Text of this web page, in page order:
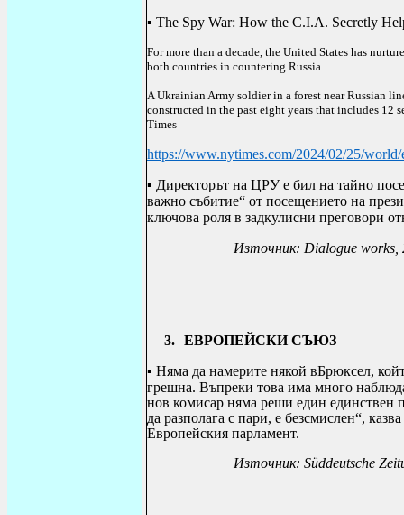
▪ The Spy War: How the C.I.A. Secretly
For more than a decade, the United States has
both countries in countering Russia.
A Ukrainian Army soldier in a forest near Russian
constructed in the past eight years that includes 12
Times
https://www.nytimes.com/2024/02/25/
▪ Директорът на ЦРУ е бил на тайно
важно събитие“ от посещението на
ключова роля в задкулисни преговори
Източник: Dialogue works
3. ЕВРОПЕЙСКИ СЪЮЗ
▪ Няма да намерите някой в ​​Брюксел,
грешна. Въпреки това има много
нов комисар няма реши един
да разполага с пари, е безсмислен“,
Европейския парламент.
Източник: Süddeutsche